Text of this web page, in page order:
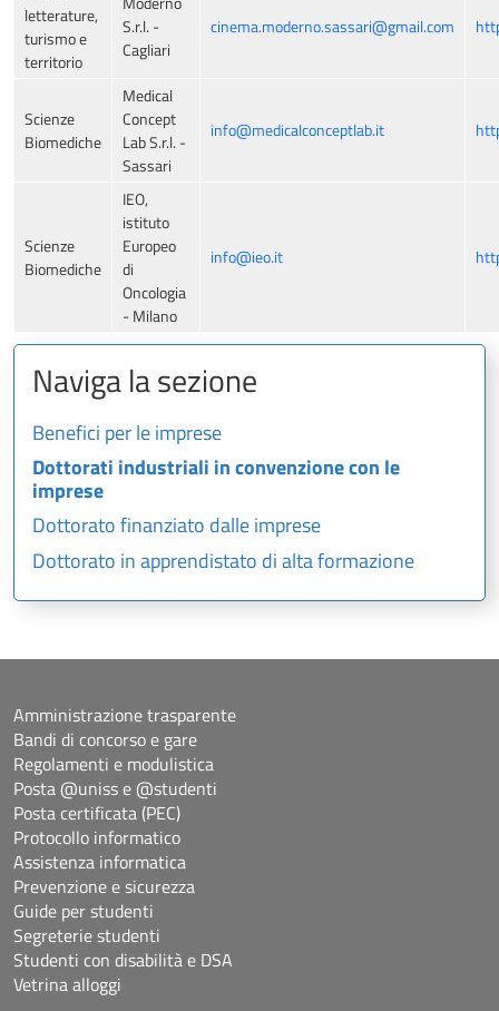
letterature,
turismo e
territorio
S.r.l. -
Cagliari
cinema.moderno.sassari@gmail.com
Scienze
Biomediche
Medical
Concept
Lab S.r.l. -
Sassari
info@medicalconceptlab.it
Scienze
Biomediche
IEO,
istituto
Europeo
di
Oncologia
- Milano
info@ieo.it
Naviga la sezione
Benefici per le imprese
Dottorati industriali in convenzione con le
imprese
Dottorato finanziato dalle imprese
Dottorato in apprendistato di alta formazione
Amministrazione trasparente
Bandi di concorso e gare
Regolamenti e modulistica
Posta @uniss e @studenti
Posta certificata (PEC)
Protocollo informatico
Assistenza informatica
Prevenzione e sicurezza
Guide per studenti
Segreterie studenti
Studenti con disabilità e DSA
Vetrina alloggi